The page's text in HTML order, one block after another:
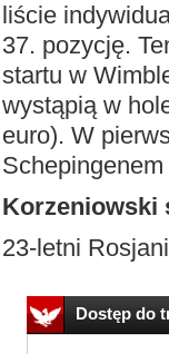
liście
37. pozycję.
startu w
wystąpią w
euro). W
Korzeniowski
23-letni
Dostęp do